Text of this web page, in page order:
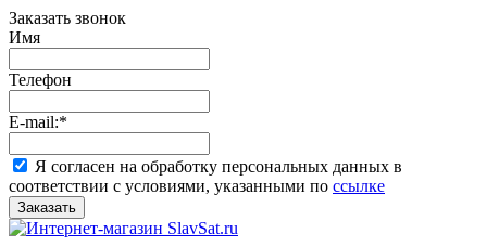
Заказать звонок
Имя
Телефон
E-mail:*
Я согласен на обработку персональных данных в
соответствии с условиями, указанными по ссылке
Заказать